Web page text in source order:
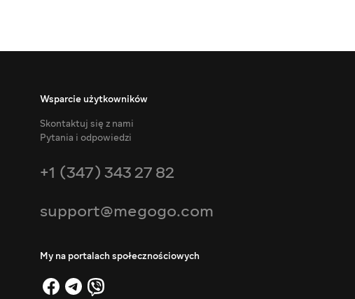
Wsparcie użytkowników
Skontaktuj się z nami
Pytania i odpowiedzi
+1 (347) 343 27 82
support@megogo.com
My na portalach społecznościowych